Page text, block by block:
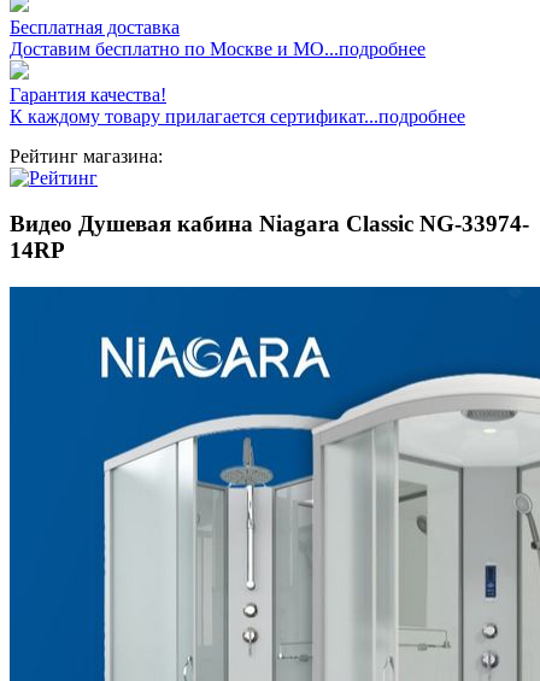
Бесплатная доставка
Доставим бесплатно по Москве и МО...подробнее
Гарантия качества!
К каждому товару прилагается сертификат...подробнее
Рейтинг магазина:
Видео Душевая кабина Niagara Classic NG-33974-
14RP